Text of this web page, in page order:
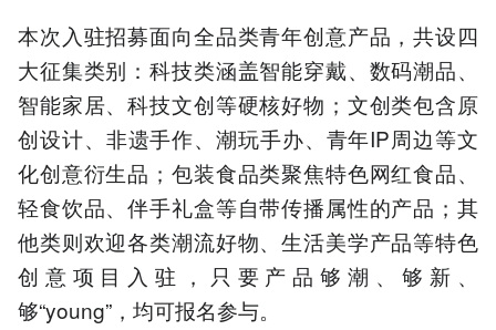
本次入驻招募面向全品类青年创意产品，共设四
大征集类别：科技类涵盖智能穿戴、数码潮品、
智能家居、科技文创等硬核好物；文创类包含原
创设计、非遗手作、潮玩手办、青年IP周边等文
化创意衍生品；包装食品类聚焦特色网红食品、
轻食饮品、伴手礼盒等自带传播属性的产品；其
他类则欢迎各类潮流好物、生活美学产品等特色
创意项目入驻，只要产品够潮、够新、
够“young”，均可报名参与。